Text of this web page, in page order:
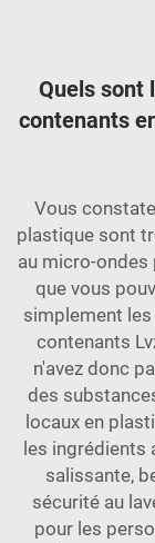
Quels sont
contenants
Vous
plastique sont
au micro-ondes
que vous
simplement
contenants
n'avez donc
des
locaux en
les ingrédients
salissante,
sécurité au
pour les